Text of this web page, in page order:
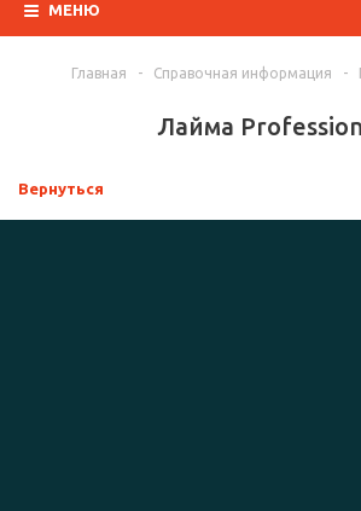
МЕНЮ
Главная - Справочная информация -
Лайма
Вернуться